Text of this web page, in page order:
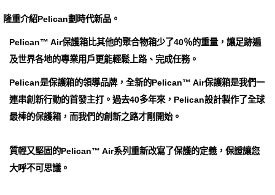
隆重介紹Pelican劃時代新品。
Pelican™ Air保護箱比其他的聚合物箱少了40％的重量，讓足跡遍
及世界各地的專業用戶更能輕鬆上路、完成任務。
Pelican是保護箱的領導品牌，全新的Pelican™ Air保護箱是我們一
連串創新行動的首發主打。過去40多年來，Pelican設計製作了全球
最棒的保護箱，而我們的創新之路才剛開始。
質輕又堅固的Pelican™ Air系列重新改寫了保護的定義，保證讓您
大呼不可思議。